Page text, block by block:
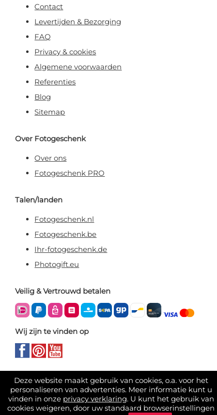
Deze website maakt gebruik van cookies, o.a. voor het
personaliseren van advertenties. Meer informatie kunt u
vinden in onze privacy verklaring. U kunt het gebruik van
cookies weigeren, door uw standaard browserinstellingen
Contact
Levertijden & Bezorging
FAQ
Privacy & cookies
Algemene voorwaarden
Referenties
Blog
Sitemap
Over Fotogeschenk
Over ons
Fotogeschenk PRO
Talen/landen
Fotogeschenk.nl
Fotogeschenk.be
Ihr-fotogeschenk.de
Photogift.eu
Veilig & Vertrouwd betalen
Wij zijn te vinden op